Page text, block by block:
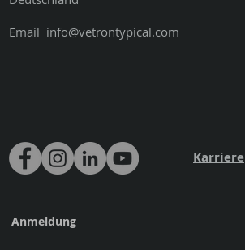
Email info@vetrontypical.com
Karriere
Anmeldung